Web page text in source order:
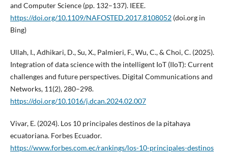
and Computer Science (pp. 132–137). IEEE.
https://doi.org/10.1109/NAFOSTED.2017.8108052(doi.org in
Bing)
Ullah, I., Adhikari, D., Su, X., Palmieri, F., Wu, C., & Choi, C. (2025).
Integration of data science with the intelligent IoT (IIoT): Current
challenges and future perspectives. Digital Communications and
Networks, 11(2), 280–298.
https://doi.org/10.1016/j.dcan.2024.02.007
Vivar, E. (2024). Los 10 principales destinos de la pitahaya
ecuatoriana. Forbes Ecuador.
https://www.forbes.com.ec/rankings/los-10-principales-destinos